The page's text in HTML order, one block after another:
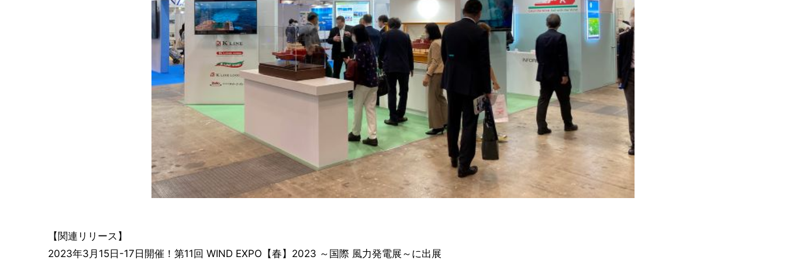
【関連リリース】
2023年3月15日-17日開催！第11回 WIND EXPO【春】2023 ～国際 風力発電展～に出展